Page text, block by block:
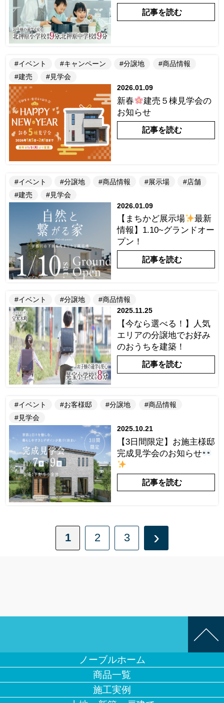
記事を読む
#イベント #キャンペーン #分譲地
#商品情報
#建売
#見学会
2026.01.09
新春
建売５棟見学会の
お知らせ
記事を読む
#イベント #分譲地 #商品情報 #展示場
#店舗
#建売
#見学会
2026.01.09
【まちかど展示場
最新
情報】1.10~グランドオー
プン！
記事を読む
#イベント #分譲地
#商品情報
2025.11.25
【今なら選べる！】人気
エリアの分譲地でお好み
のおうちを建築！
記事を読む
#イベント #お客様邸 #分譲地
#商品情報
#見学会
2025.10.21
【3日間限定】お施主様邸
完成見学会のお知らせ
記事を読む
1 2 3 ›
ノーブルホーム
商品一覧
施工実例